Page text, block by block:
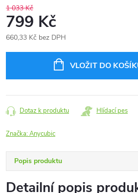
1 033 Kč
799 Kč
660,33 Kč bez DPH
VLOŽIT DO
Dotaz k produktu Hlídací pes
Značka:Anycubic
Popis produktu
Detailní popis